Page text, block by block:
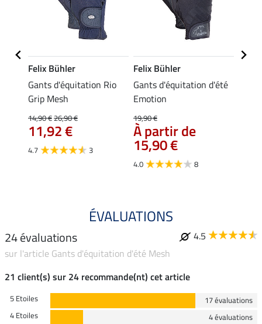
Felix Bühler
Gants d'équitation Rio
Grip Mesh
14,90 €26,90 €
11,92 €
4.7 3
Felix Bühler
Gants d'équitation d'été
Emotion
19,90 €
À partir de
15,90 €
4.0 8
ÉVALUATIONS
24 évaluations
4.5
sur l'article Gants d'équitation d'été Mesh
21 client(s) sur 24 recommande(nt) cet article
5 Etoiles
17 évaluations
4 Etoiles
4 évaluations